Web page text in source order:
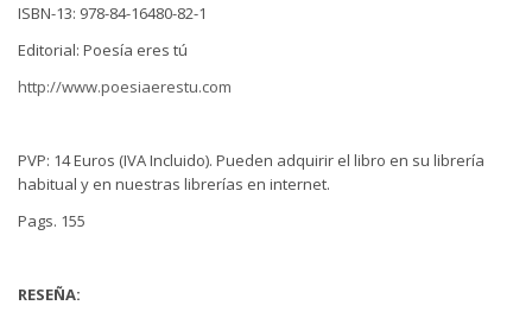
ISBN-13: 978-84-16480-82-1
Editorial: Poesía eres tú
http://www.poesiaerestu.com
PVP: 14 Euros (IVA Incluido). Pueden adquirir el libro en su librería
habitual y en nuestras librerías en internet.
Pags. 155
RESEÑA: